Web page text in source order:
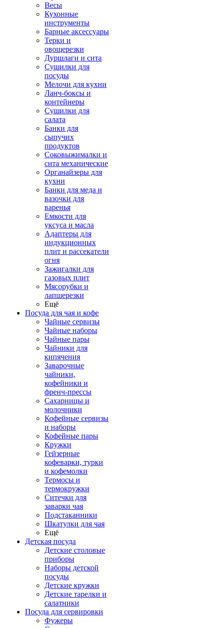
Весы
Кухонные
инструменты
Барные аксессуары
Терки и
овощерезки
Дуршлаги и сита
Сушилки для
посуды
Мелочи для кухни
Ланч-боксы и
контейнеры
Сушилки для
салата
Банки для
сыпучих
продуктов
Соковыжималки и
сита механические
Органайзеры для
кухни
Банки для меда и
вазочки для
варенья
Емкости для
уксуса и масла
Адаптеры для
индукционных
плит и рассекатели
огня
Зажигалки для
газовых плит
Мясорубки и
лапшерезки
Ещё
Посуда для чая и кофе
Чайные сервизы
Чайные наборы
Чайные пары
Чайники для
кипячения
Заварочные
чайники,
кофейники и
френч-прессы
Сахарницы и
молочники
Кофейные сервизы
и наборы
Кофейные пары
Кружки
Гейзерные
кофеварки, турки
и кофемолки
Термосы и
термокружки
Ситечки для
заварки чая
Подстаканники
Шкатулки для чая
Ещё
Детская посуда
Детские столовые
приборы
Наборы детской
посуды
Детские кружки
Детские тарелки и
салатники
Посуда для сервировки
Фужеры